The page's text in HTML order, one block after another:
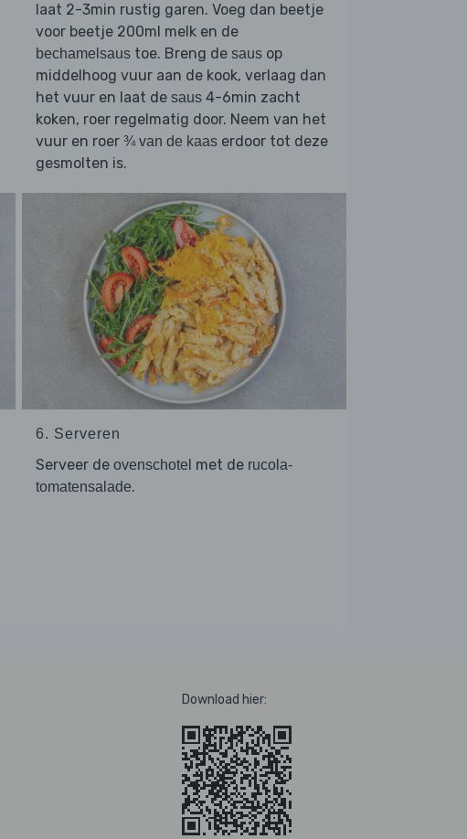
laat 2-3min rustig garen. Voeg dan beetje
voor beetje 200ml melk en de
bechamelsaus toe. Breng de saus op
middelhoog vuur aan de kook, verlaag dan
het vuur en laat de saus 4-6min zacht
koken, roer regelmatig door. Neem van het
vuur en roer ¾ van de kaas erdoor tot deze
gesmolten is.
6. Serveren
Serveer de ovenschotel met de rucola-
tomatensalade.
Download hier: